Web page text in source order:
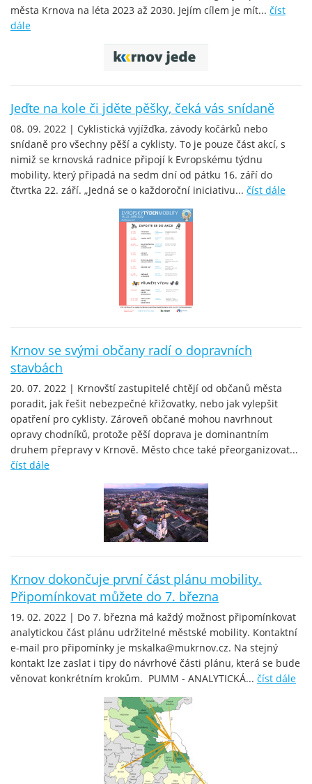
města Krnova na léta 2023 až 2030. Jejím cílem je mít... číst
dále
Jeďte na kole či jděte pěšky, čeká vás snídaně
08. 09. 2022 | Cyklistická vyjížďka, závody kočárků nebo
snídaně pro všechny pěší a cyklisty. To je pouze část akcí, s
nimiž se krnovská radnice připojí k Evropskému týdnu
mobility, který připadá na sedm dní od pátku 16. září do
čtvrtka 22. září. „Jedná se o každoroční iniciativu... číst dále
Krnov se svými občany radí o dopravních
stavbách
20. 07. 2022 | Krnovští zastupitelé chtějí od občanů města
poradit, jak řešit nebezpečné křižovatky, nebo jak vylepšit
opatření pro cyklisty. Zároveň občané mohou navrhnout
opravy chodníků, protože pěší doprava je dominantním
druhem přepravy v Krnově. Město chce také přeorganizovat...
číst dále
Krnov dokončuje první část plánu mobility.
Připomínkovat můžete do 7. března
19. 02. 2022 | Do 7. března má každý možnost připomínkovat
analytickou část plánu udržitelné městské mobility. Kontaktní
e-mail pro připomínky je mskalka@mukrnov.cz. Na stejný
kontakt lze zaslat i tipy do návrhové části plánu, která se bude
věnovat konkrétním krokům. PUMM - ANALYTICKÁ... číst dále